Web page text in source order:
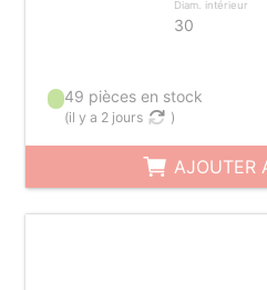
Diam. intérieur
30
49 pièces en stock
(il y a 2 jours )
AJOUTER